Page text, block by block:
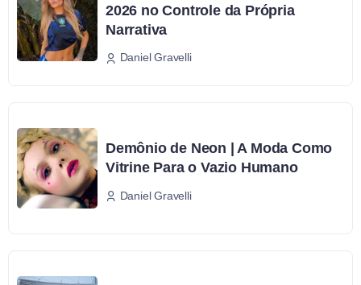
2026 no Controle da Própria
Narrativa
Daniel Gravelli
Demônio de Neon | A Moda Como
Vitrine Para o Vazio Humano
Daniel Gravelli